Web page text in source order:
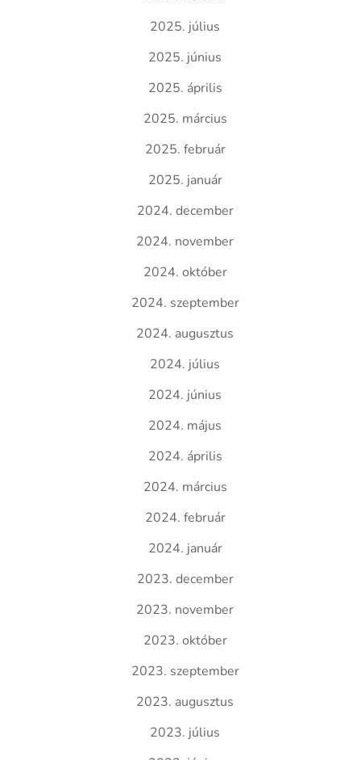
2025. július
2025. június
2025. április
2025. március
2025. február
2025. január
2024. december
2024. november
2024. október
2024. szeptember
2024. augusztus
2024. július
2024. június
2024. május
2024. április
2024. március
2024. február
2024. január
2023. december
2023. november
2023. október
2023. szeptember
2023. augusztus
2023. július